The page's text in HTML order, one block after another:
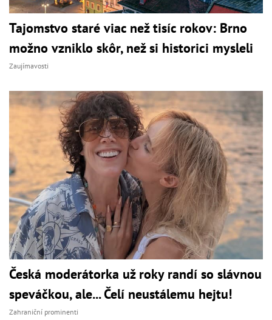
Tajomstvo staré viac než tisíc rokov: Brno
možno vzniklo skôr, než si historici mysleli
Zaujímavosti
Česká moderátorka už roky randí so slávnou
speváčkou, ale... Čelí neustálemu hejtu!
Zahraniční prominenti